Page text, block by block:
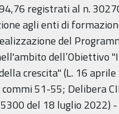
registrati al n.
agli enti di
del
dell’Obiettivo
crescita" (L. 16
51-55; Delibera
del 18 luglio 2022)